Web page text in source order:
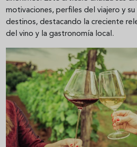
motivaciones, perfiles del viajero y
destinos, destacando la creciente
del vino y la gastronomía local.